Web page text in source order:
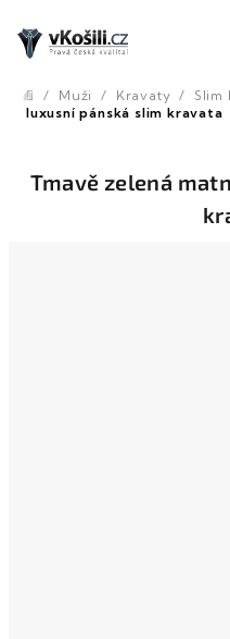
obsah
Domů
/ Muži / Kravaty / Slim
luxusní pánská slim kravata
Tmavě zelená